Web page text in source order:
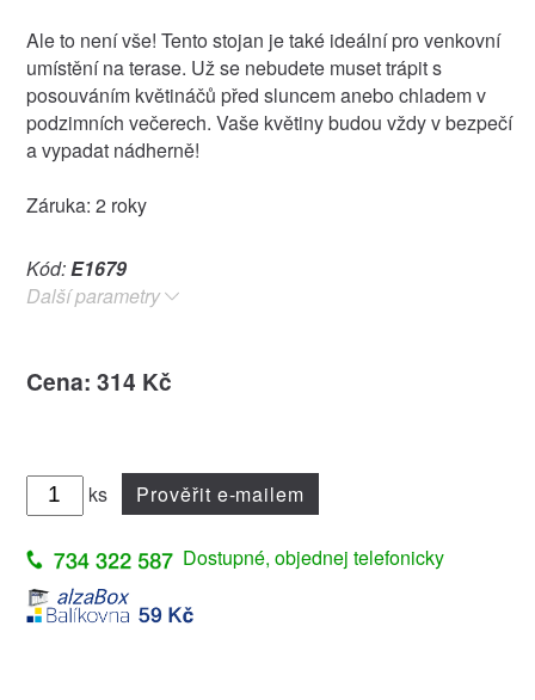
Ale to není vše! Tento stojan je také ideální pro venkovní
umístění na terase. Už se nebudete muset trápit s
posouváním květináčů před sluncem anebo chladem v
podzimních večerech. Vaše květiny budou vždy v bezpečí
a vypadat nádherně!
Záruka: 2 roky
Kód: E1679
Další parametry
Cena: 314 Kč
ks Prověřit e-mailem
Dostupné, objednej telefonicky